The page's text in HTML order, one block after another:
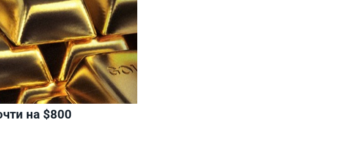
на $800